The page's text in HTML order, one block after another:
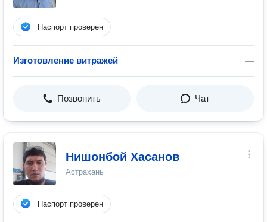
Паспорт проверен
Изготовление витражей —
Позвонить Чат
Нишонбой Хасанов
Астрахань
Паспорт проверен